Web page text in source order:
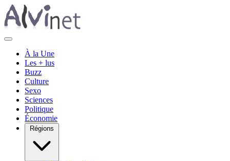
À la Une
Les + lus
Buzz
Culture
Sexo
Sciences
Politique
Économie
Régions